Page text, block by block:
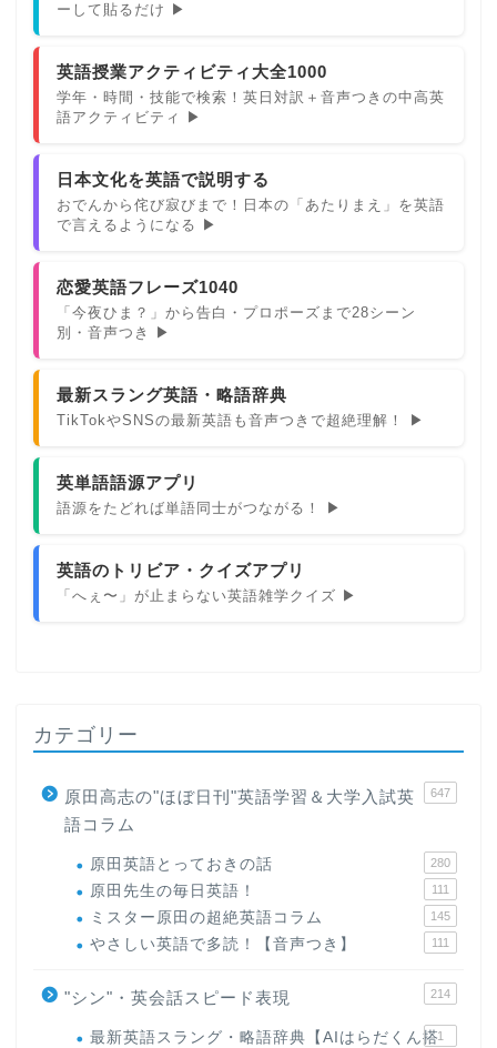
ーして貼るだけ ▶
英語授業アクティビティ大全1000
学年・時間・技能で検索！英日対訳＋音声つきの中高英
語アクティビティ ▶
日本文化を英語で説明する
おでんから侘び寂びまで！日本の「あたりまえ」を英語
で言えるようになる ▶
恋愛英語フレーズ1040
「今夜ひま？」から告白・プロポーズまで28シーン
別・音声つき ▶
最新スラング英語・略語辞典
TikTokやSNSの最新英語も音声つきで超絶理解！ ▶
英単語語源アプリ
語源をたどれば単語同士がつながる！ ▶
英語のトリビア・クイズアプリ
「へぇ〜」が止まらない英語雑学クイズ ▶
カテゴリー
原田高志の"ほぼ日刊"英語学習＆大学入試英
語コラム
647
原田英語とっておきの話 280
原田先生の毎日英語！ 111
ミスター原田の超絶英語コラム 145
やさしい英語で多読！【音声つき】 111
"シン"・英会話スピード表現 214
最新英語スラング・略語辞典【AIはらだくん搭1